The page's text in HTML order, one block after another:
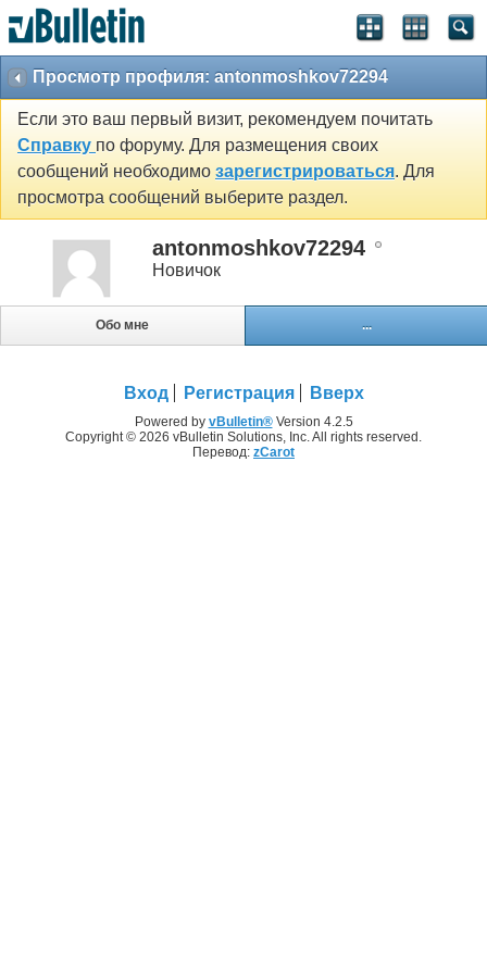
Просмотр профиля: antonmoshkov72294
Если это ваш первый визит, рекомендуем почитать
Справку по форуму. Для размещения своих
сообщений необходимо зарегистрироваться. Для
просмотра сообщений выберите раздел.
antonmoshkov72294
Новичок
Обо мне ...
Вход Регистрация Вверх
Powered by vBulletin®Version 4.2.5
Copyright © 2026 vBulletin Solutions, Inc. All rights reserved.
Перевод: zCarot